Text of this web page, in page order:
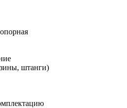
штанги)